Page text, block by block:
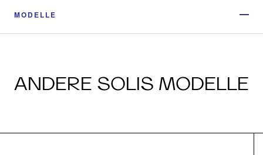
MODELLE
ANDERE SOLIS MODELLE